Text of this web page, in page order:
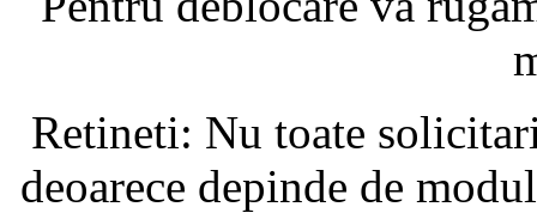
Retineti: Nu toate
deoarece depinde de